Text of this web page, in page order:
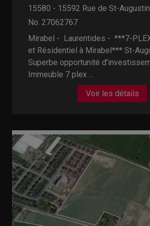
15580 - 15592 Rue de St-Augustin
No. 27062767
Mirabel - Laurentides - ***7-
et Résidentiel à Mirabel*** St-
Superbe opportunité
Immeuble 7 plex ...
Voir les détails